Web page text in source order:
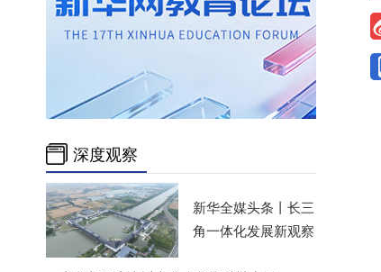
深度观察
新华全媒头条丨 长三
角一体化发展新观察